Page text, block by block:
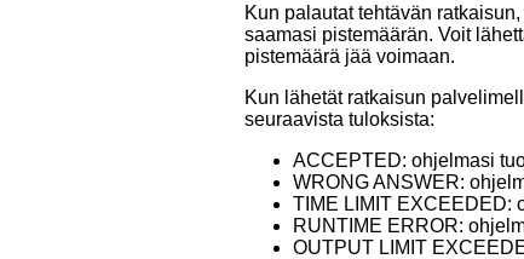
Kun palautat tehtävän
saamasi pistemäärän. Voit
pistemäärä jää voimaan.
Kun lähetät ratkaisun
seuraavista tuloksista:
ACCEPTED: ohjelmasi
WRONG ANSWER:
TIME LIMIT EXCEEDED:
RUNTIME ERROR:
OUTPUT LIMIT